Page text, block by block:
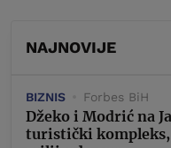
NAJNOVIJE
BIZNIS Forbes BiH
Džeko i Modrić na
turistički